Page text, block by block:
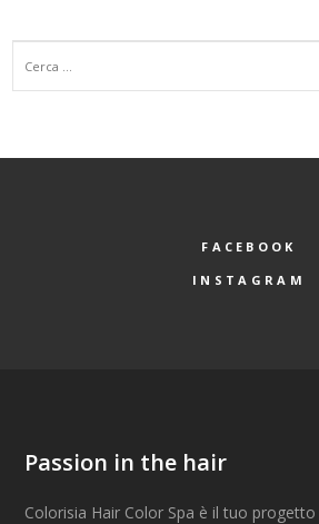
FACEBOOK
INSTAGRAM
Passion in the hair
Colorisia Hair Color Spa è il tuo progetto